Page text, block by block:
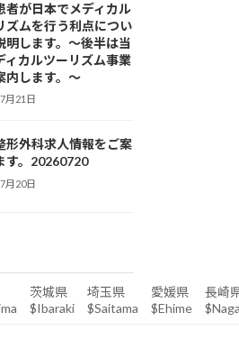
者が日本でメディカル
ズムを行う利点につい
明します。～後半は当
ィカルツーリズム事業
内します。～
月21日
形外科求人情報をご案
す。20260720
月20日
茨城県
$Ibaraki
埼玉県
$Saitama
愛媛県
$Ehime
長崎